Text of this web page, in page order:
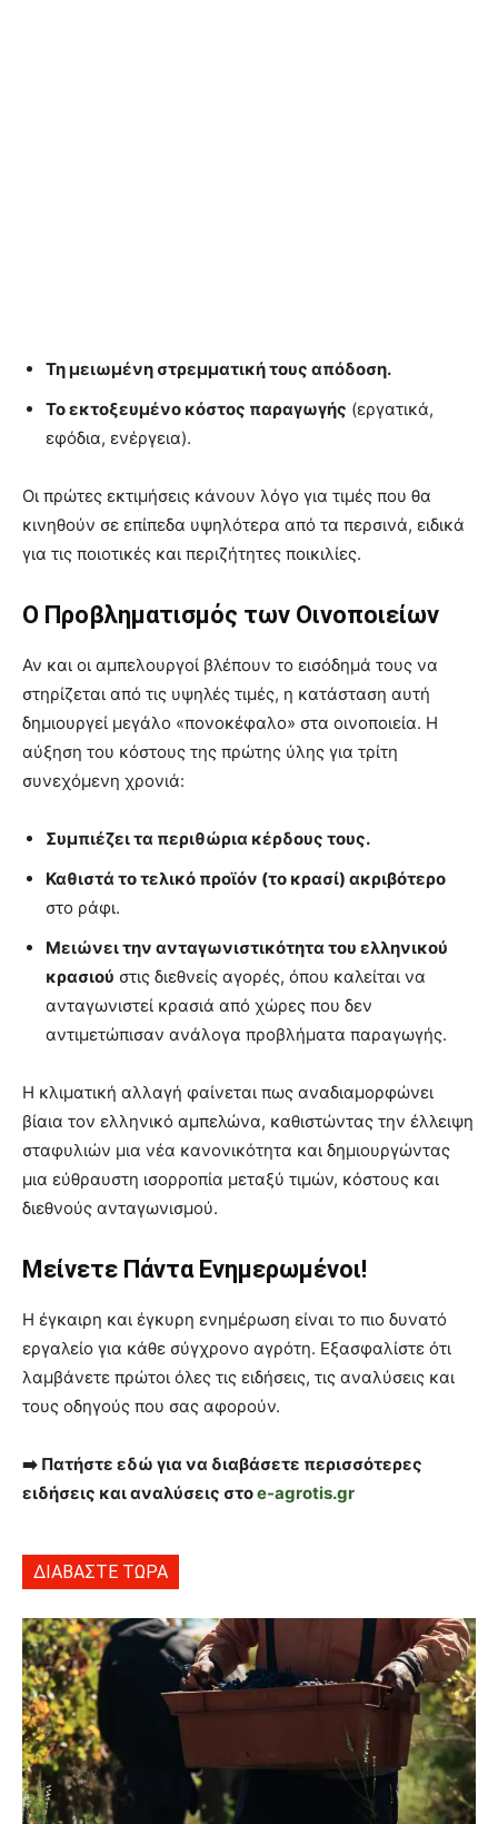
Τη μειωμένη στρεμματική τους απόδοση.
Το εκτοξευμένο κόστος παραγωγής (εργατικά,
εφόδια, ενέργεια).
Οι πρώτες εκτιμήσεις κάνουν λόγο για τιμές που θα
κινηθούν σε επίπεδα υψηλότερα από τα περσινά, ειδικά
για τις ποιοτικές και περιζήτητες ποικιλίες.
Ο Προβληματισμός των Οινοποιείων
Αν και οι αμπελουργοί βλέπουν το εισόδημά τους να
στηρίζεται από τις υψηλές τιμές, η κατάσταση αυτή
δημιουργεί μεγάλο «πονοκέφαλο» στα οινοποιεία. Η
αύξηση του κόστους της πρώτης ύλης για τρίτη
συνεχόμενη χρονιά:
Συμπιέζει τα περιθώρια κέρδους τους.
Καθιστά το τελικό προϊόν (το κρασί) ακριβότερο
στο ράφι.
Μειώνει την ανταγωνιστικότητα του ελληνικού
κρασιού στις διεθνείς αγορές, όπου καλείται να
ανταγωνιστεί κρασιά από χώρες που δεν
αντιμετώπισαν ανάλογα προβλήματα παραγωγής.
Η κλιματική αλλαγή φαίνεται πως αναδιαμορφώνει
βίαια τον ελληνικό αμπελώνα, καθιστώντας την έλλειψη
σταφυλιών μια νέα κανονικότητα και δημιουργώντας
μια εύθραυστη ισορροπία μεταξύ τιμών, κόστους και
διεθνούς ανταγωνισμού.
Μείνετε Πάντα Ενημερωμένοι!
Η έγκαιρη και έγκυρη ενημέρωση είναι το πιο δυνατό
εργαλείο για κάθε σύγχρονο αγρότη. Εξασφαλίστε ότι
λαμβάνετε πρώτοι όλες τις ειδήσεις, τις αναλύσεις και
τους οδηγούς που σας αφορούν.
➡️ Πατήστε εδώ για να διαβάσετε περισσότερες
ειδήσεις και αναλύσεις στοe-agrotis.gr
ΔΙΑΒΑΣΤΕ ΤΩΡΑ